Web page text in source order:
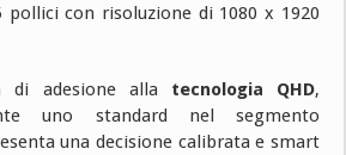
pollici con risoluzione di 1080 x 1920
di adesione alla tecnologia QHD,
uno standard nel segmento
una decisione calibrata e smart